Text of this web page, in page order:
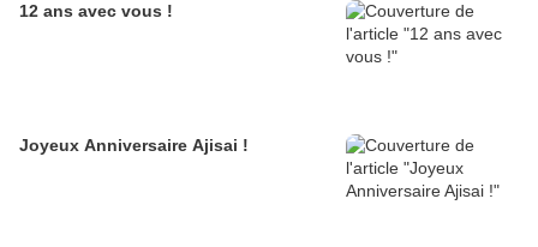
12 ans avec vous !
Joyeux Anniversaire Ajisai !